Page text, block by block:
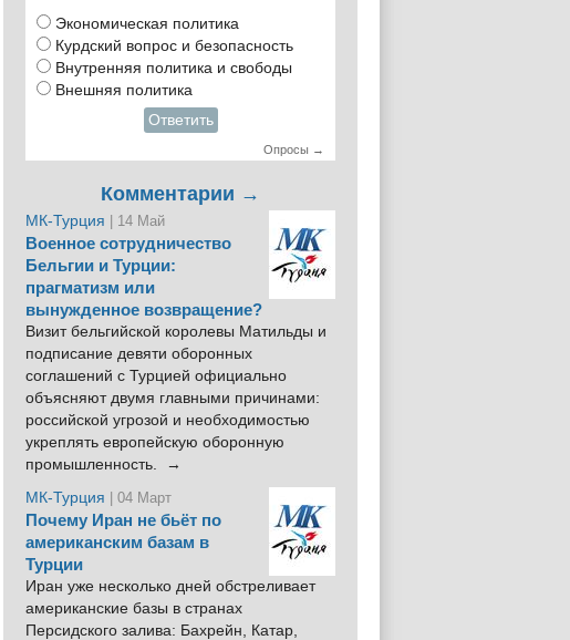
Экономическая политика
Курдский вопрос и безопасность
Внутренняя политика и свободы
Внешняя политика
Ответить
Опросы →
Комментарии →
МК-Турция | 14 Май
Военное сотрудничество
Бельгии и Турции:
прагматизм или
вынужденное возвращение?
Визит бельгийской королевы Матильды и
подписание девяти оборонных
соглашений с Турцией официально
объясняют двумя главными причинами:
российской угрозой и необходимостью
укреплять европейскую оборонную
промышленность. →
МК-Турция
| 04 Март
Почему Иран не бьёт по
американским базам в
Турции
Иран уже несколько дней обстреливает
американские базы в странах
Персидского залива: Бахрейн, Катар,